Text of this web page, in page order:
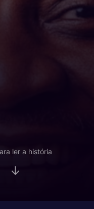
ler a história
↓